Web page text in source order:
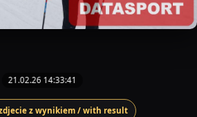
21.02.26 14:33:41
z wynikiem / with result